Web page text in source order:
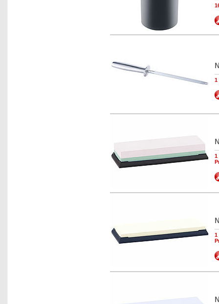
1
1
1